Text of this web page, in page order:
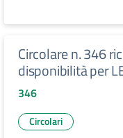
Circolare n. 346
disponibilità per
346
Circolari